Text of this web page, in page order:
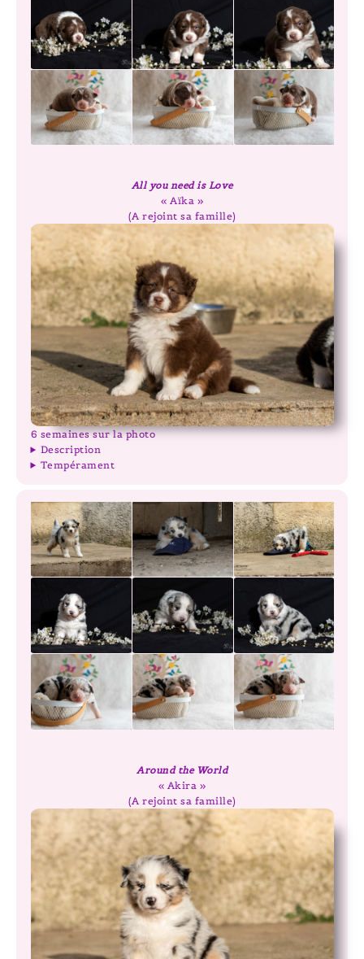
All you need is Love
« Aïka »
(A rejoint sa famille)
6 semaines sur la photo
Description
Tempérament
Around the World
« Akira »
(A rejoint sa famille)